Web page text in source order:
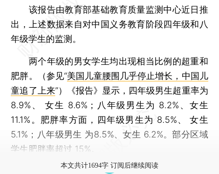
该报告由教育部基础教育质量监测中心近日推
出，上述数据来自对中国义务教育阶段四年级和八
年级学生的监测。
两个年级的男女学生均出现相当比例的超重和
肥胖。（参见“美国儿童腰围几乎停止增长，中国儿
童追了上来”）《报告》显示，四年级男生超重率为
8.9%、 女生 8.6%；八年级男生为 8.2%、女生
11.1%。肥胖率方面，四年级男生为 8.5%、 女生
5.1%；八年级男生 为8.5%、女生 6.2%。部分区域
学生肥胖率超过 15%。
本文共计1694字 订阅后继续阅读